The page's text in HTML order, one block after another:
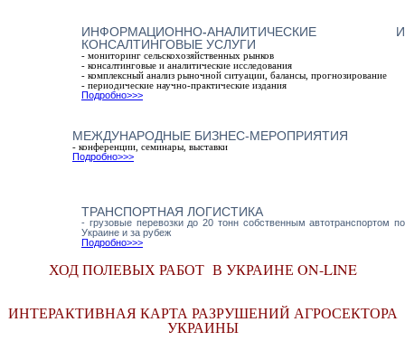
ИНФОРМАЦИОННО-АНАЛИТИЧЕСКИЕ И
КОНСАЛТИНГОВЫЕ УСЛУГИ
- мониторинг сельскохозяйственных рынков
- консалтинговые и аналитические исследования
- комплексный анализ рыночной ситуации, балансы, прогнозирование
- периодические научно-практические издания
Подробно>>>
МЕЖДУНАРОДНЫЕ БИЗНЕС-МЕРОПРИЯТИЯ
- конференции, семинары, выставки
Подробно>>>
ТРАНСПОРТНАЯ ЛОГИСТИКА
- грузовые перевозки до 20 тонн собственным автотранспортом по
Украине и за рубеж
Подробно>>>
ХОД ПОЛЕВЫХ РАБОТ В УКРАИНЕ ON-LINE
ИНТЕРАКТИВНАЯ КАРТА РАЗРУШЕНИЙ АГРОСЕКТОРА
УКРАИНЫ